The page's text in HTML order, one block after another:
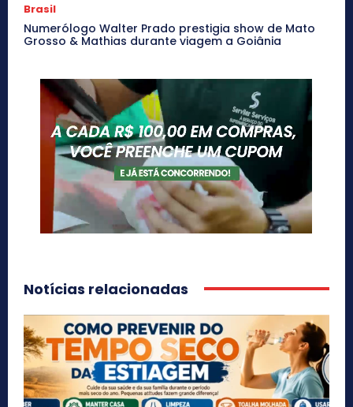
Brasil
Numerólogo Walter Prado prestigia show de Mato
Grosso & Mathias durante viagem a Goiânia
Notícias relacionadas